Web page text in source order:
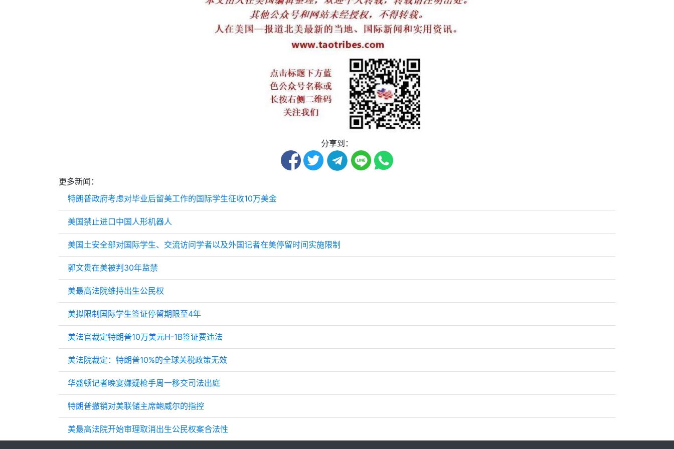
分享到：
更多新闻：
特朗普政府考虑对毕业后留美工作的国际学生征收10万美金
美国禁止进口中国人形机器人
美国土安全部对国际学生、交流访问学者以及外国记者在美停留时间实施限制
郭文贵在美被判30年监禁
美最高法院维持出生公民权
美拟限制国际学生签证停留期限至4年
美法官裁定特朗普10万美元H-1B签证费违法
美法院裁定：特朗普10%的全球关税政策无效
华盛顿记者晚宴嫌疑枪手周一移交司法出庭
特朗普撤销对美联储主席鲍威尔的指控
美最高法院开始审理取消出生公民权案合法性